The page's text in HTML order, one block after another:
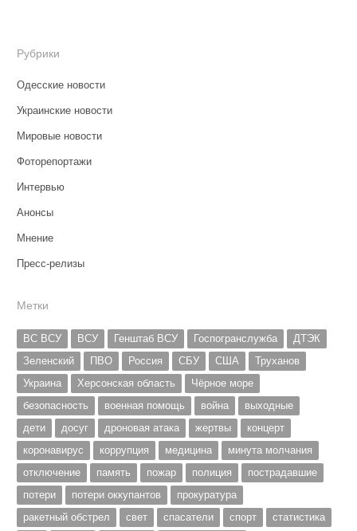
Рубрики
Одесские новости
Украинские новости
Мировые новости
Фоторепортажи
Интервью
Анонсы
Мнение
Пресс-релизы
Метки
ВС ВСУ ВСУ Генштаб ВСУ Госпогранслужба
ДТЭК
Зеленский
ПВО Россия СБУ США
Труханов
Украина
Херсонская область
Чёрное море
безопасность
военная помощь война
выходные
дети
досуг дроновая атака жертвы
концерт
коронавирус
коррупция медицина
минута молчания
отключение
память пожар полиция
пострадавшие
потери
потери оккупантов
прокуратура
ракетный обстрел
свет спасатели спорт
статистика